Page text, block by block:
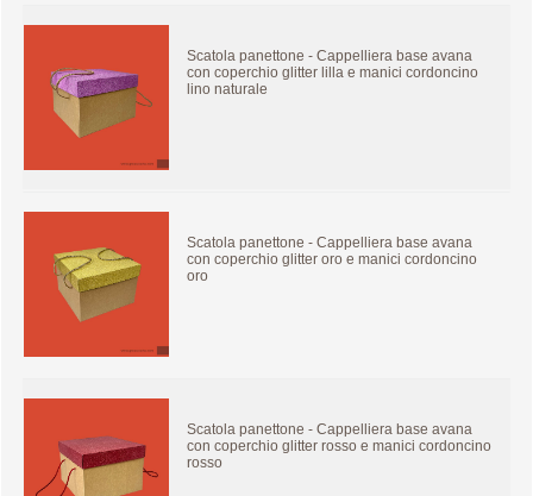
Scatola panettone - Cappelliera base avana
con coperchio glitter lilla e manici cordoncino
lino naturale
Scatola panettone - Cappelliera base avana
con coperchio glitter oro e manici cordoncino
oro
Scatola panettone - Cappelliera base avana
con coperchio glitter rosso e manici cordoncino
rosso